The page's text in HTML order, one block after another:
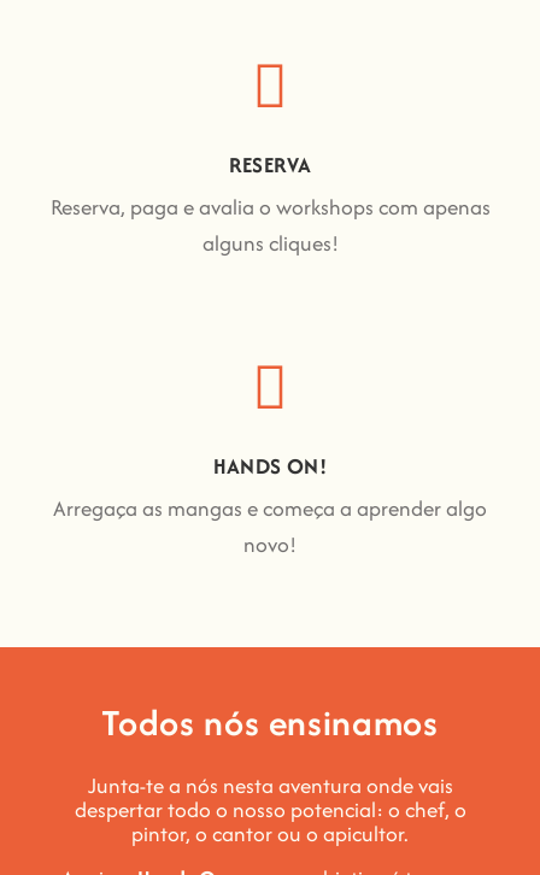
RESERVA
Reserva, paga e avalia o workshops com apenas
alguns cliques!
HANDS ON!
Arregaça as mangas e começa a aprender algo
novo!
Todos nós ensinamos
Junta-te a nós nesta aventura onde vais
despertar todo o nosso potencial: o chef, o
pintor, o cantor ou o apicultor.